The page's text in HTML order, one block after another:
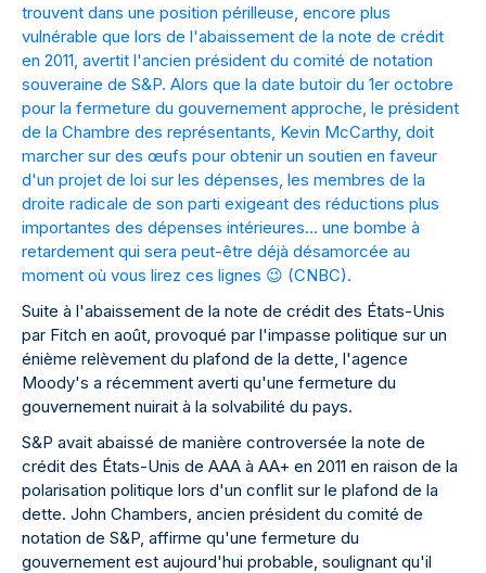
trouvent dans une position périlleuse, encore plus
vulnérable que lors de l'abaissement de la note de crédit
en 2011, avertit l'ancien président du comité de notation
souveraine de S&P. Alors que la date butoir du 1er octobre
pour la fermeture du gouvernement approche, le président
de la Chambre des représentants, Kevin McCarthy, doit
marcher sur des œufs pour obtenir un soutien en faveur
d'un projet de loi sur les dépenses, les membres de la
droite radicale de son parti exigeant des réductions plus
importantes des dépenses intérieures... une bombe à
retardement qui sera peut-être déjà désamorcée au
moment où vous lirez ces lignes 😉 (CNBC).
Suite à l'abaissement de la note de crédit des États-Unis
par Fitch en août, provoqué par l'impasse politique sur un
énième relèvement du plafond de la dette, l'agence
Moody's a récemment averti qu'une fermeture du
gouvernement nuirait à la solvabilité du pays.
S&P avait abaissé de manière controversée la note de
crédit des États-Unis de AAA à AA+ en 2011 en raison de la
polarisation politique lors d'un conflit sur le plafond de la
dette. John Chambers, ancien président du comité de
notation de S&P, affirme qu'une fermeture du
gouvernement est aujourd'hui probable, soulignant qu'il